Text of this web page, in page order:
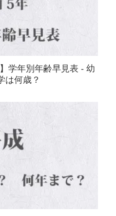
学年別年齢早見表 - 幼
は何歳？